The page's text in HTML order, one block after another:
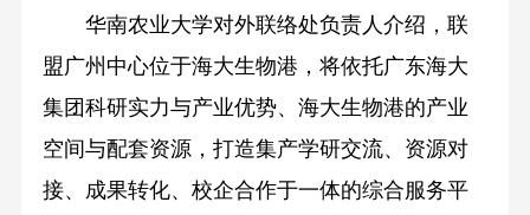
华南农业大学对外联络处负责人介绍，联
盟广州中心位于海大生物港，将依托广东海大
集团科研实力与产业优势、海大生物港的产业
空间与配套资源，打造集产学研交流、资源对
接、成果转化、校企合作于一体的综合服务平